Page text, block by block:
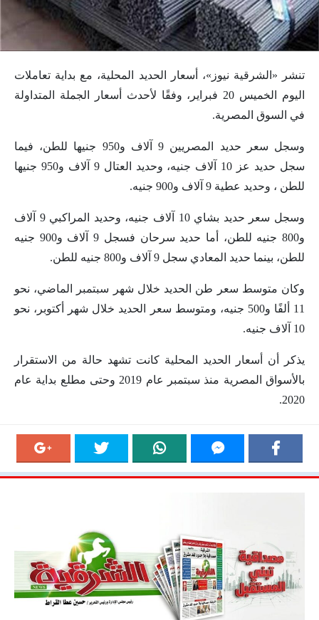
تنشر «الشرقية نيوز»، أسعار الحديد المحلية، مع بداية تعاملات
اليوم الخميس 20 فبراير، وفقًا لأحدث أسعار الجملة المتداولة
في السوق المصرية.
وسجل سعر حديد المصريين 9 آلاف و950 جنيها للطن، فيما
سجل حديد عز 10 آلاف جنيه، وحديد العتال 9 آلاف و950 جنيها
للطن ، وحديد عطية 9 آلاف و900 جنيه.
وسجل سعر حديد بشاي 10 آلاف جنيه، وحديد المراكبي 9 آلاف
و800 جنيه للطن، أما حديد سرحان فسجل 9 آلاف و900 جنيه
للطن، بينما حديد المعادي سجل 9 آلاف و800 جنيه للطن.
وكان متوسط سعر طن الحديد خلال شهر سبتمبر الماضي، نحو
11 ألفًا و500 جنيه، ومتوسط سعر الحديد خلال شهر أكتوبر، نحو
10 آلاف جنيه.
يذكر أن أسعار الحديد المحلية كانت تشهد حالة من الاستقرار
بالأسواق المصرية منذ سبتمبر عام 2019 وحتى مطلع بداية عام
2020.